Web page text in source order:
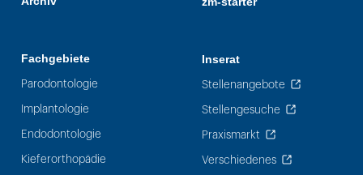
Fachgebiete
Parodontologie
Implantologie
Endodontologie
Kieferorthopädie
Inserat
Stellenangebote
Stellengesuche
Praxismarkt
Verschiedenes